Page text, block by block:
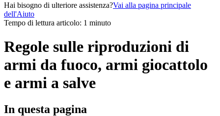
Hai bisogno di ulteriore assistenza?Vai alla pagina principale
dell'Aiuto
Tempo di lettura articolo: 1 minuto
Regole sulle riproduzioni di
armi da fuoco, armi giocattolo
e armi a salve
In questa pagina